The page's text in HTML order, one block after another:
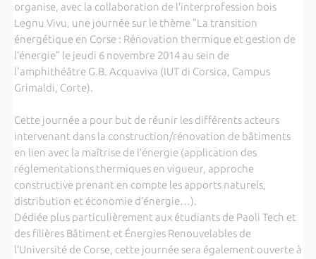
organise, avec la collaboration de l’interprofession bois
Legnu Vivu, une journée sur le thème "La transition
énergétique en Corse : Rénovation thermique et gestion de
l’énergie" le jeudi 6 novembre 2014 au sein de
l'amphithéâtre G.B. Acquaviva (IUT di Corsica, Campus
Grimaldi, Corte).
Cette journée a pour but de réunir les différents acteurs
intervenant dans la construction/rénovation de bâtiments
en lien avec la maîtrise de l’énergie (application des
réglementations thermiques en vigueur, approche
constructive prenant en compte les apports naturels,
distribution et économie d’énergie…).
Dédiée plus particulièrement aux étudiants de Paoli Tech et
des filières Bâtiment et Énergies Renouvelables de
l’Université de Corse, cette journée sera également ouverte à